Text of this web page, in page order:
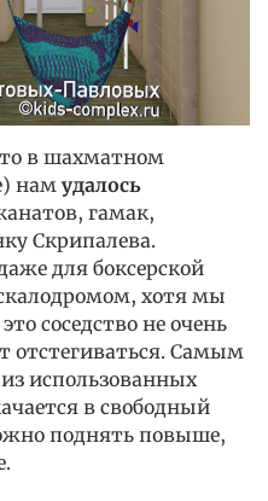
в шахматном
намудалось
гамак,
Скрипалева.
для боксерской
хотя мы
соседство не очень
отстегиваться. Самым
использованных
в свободный
поднять повыше,